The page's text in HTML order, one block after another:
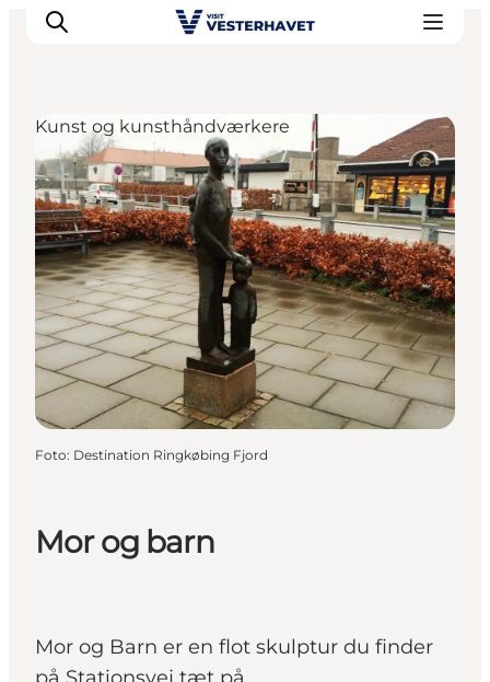
Det sker
Oplevelser
Vores Byer
Mad & Overnatning
Køb billet
Planlæg din ferie
Mor og barn
Mor og Barn er en flot skulptur du finder
Kunst og kunsthåndværkere
Foto: Destination Ringkøbing Fjord